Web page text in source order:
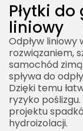
Płytki
liniowy
Odpływ
rozwiązaniem,
samochód zimą
spływa do
Dzięki temu
ryzyko
projektu
hydroizolacji.